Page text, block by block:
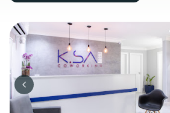
Previous slide